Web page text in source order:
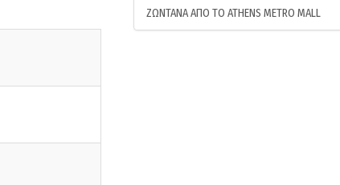
ΖΩΝΤΑΝΑ ΑΠΟ ΤΟ ATHENS METRO MALL